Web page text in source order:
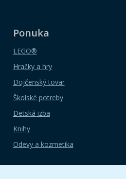
Ponuka
LEGO®
Hračky a hry
Dojčenský tovar
Školské potreby
Detská izba
Knihy
Odevy a kozmetika